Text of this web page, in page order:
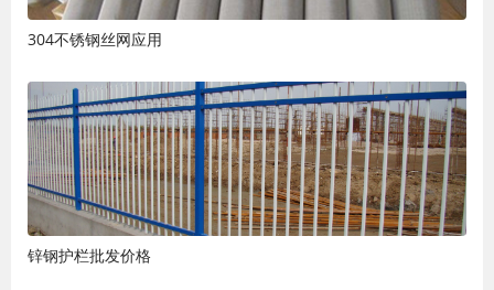
304不锈钢丝网应用
锌钢护栏批发价格